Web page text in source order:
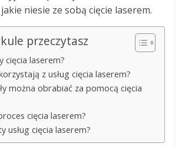
niesie ze sobą cięcie laserem.
przeczytasz
cięcia laserem?
z usług cięcia laserem?
można obrabiać za pomocą cięcia
cięcia laserem?
usług cięcia laserem?